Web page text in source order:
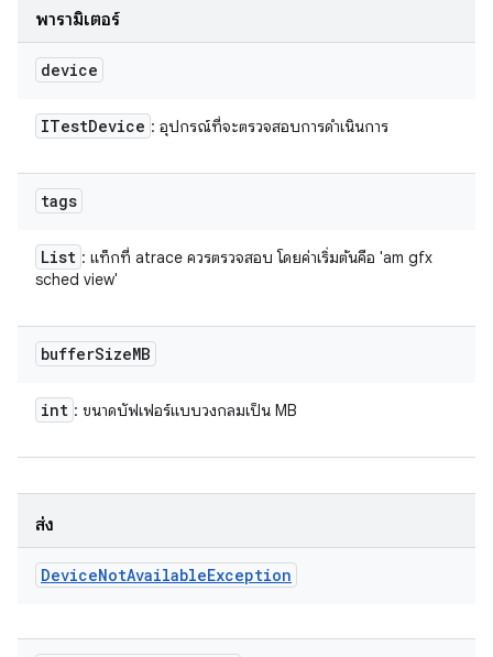
พารามิเตอร์
device
ITestDevice : อุปกรณ์ที่จะตรวจสอบการดำเนินการ
tags
List : แท็กที่ atrace ควรตรวจสอบ โดยค่าเริ่มต้นคือ 'am gfx
sched view'
bufferSizeMB
int : ขนาดบัฟเฟอร์แบบวงกลมเป็น MB
ส่ง
DeviceNotAvailableException